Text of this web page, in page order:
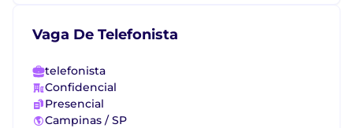
Vaga De Telefonista
telefonista
Confidencial
Presencial
Campinas / SP